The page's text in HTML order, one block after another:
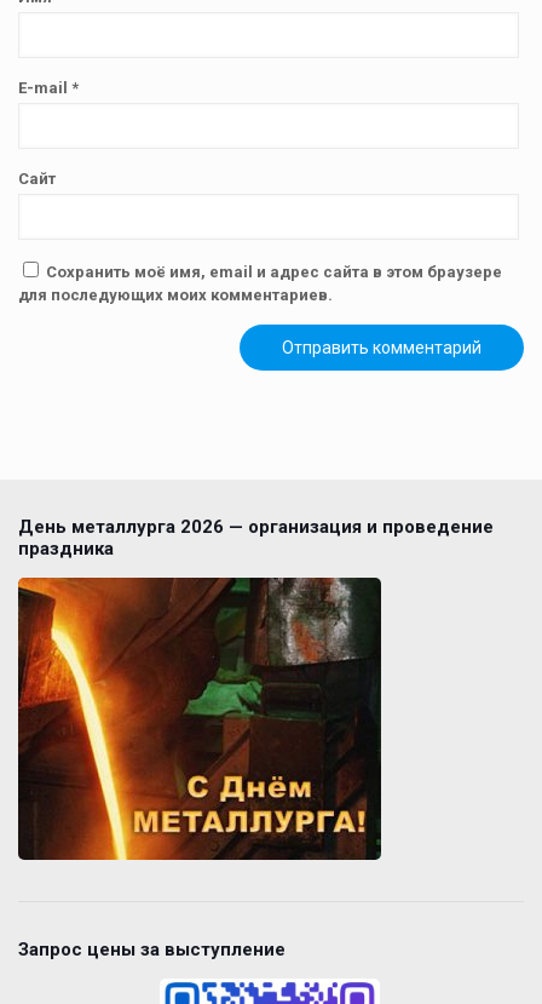
E-mail *
Сайт
Сохранить моё имя, email и адрес сайта в этом браузере
для последующих моих комментариев.
День металлурга 2026 — организация и проведение
праздника
Запрос цены за выступление